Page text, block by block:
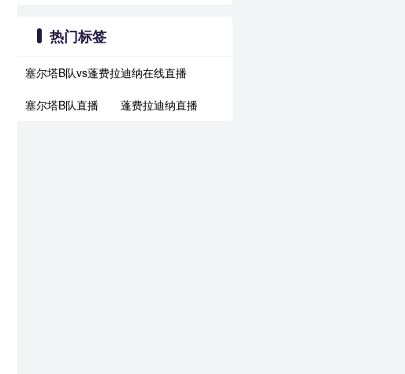
热门标签
塞尔塔B队vs蓬费拉迪纳在线直播
塞尔塔B队直播 蓬费拉迪纳直播